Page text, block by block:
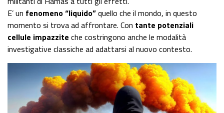
E’ un fenomeno “liquido”quello che il mondo, in questo
momento si trova ad affrontare. Con tante potenziali
cellule impazzite che costringono anche le modalità
investigative classiche ad adattarsi al nuovo contesto.